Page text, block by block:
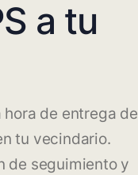
a tu
de entrega de
tu vecindario.
de seguimiento y